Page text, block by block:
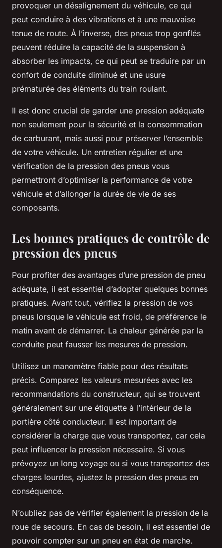
provoquer un désalignement du véhicule, ce qui
peut conduire à des vibrations et à une mauvaise
tenue de route. À l’inverse, des pneus trop gonflés
peuvent réduire la capacité de la suspension à
absorber les impacts, ce qui peut se traduire par un
confort de conduite diminué et une usure
prématurée des éléments du train roulant.
Il est donc crucial de garder une pression adéquate
non seulement pour la sécurité et la consommation
de carburant, mais aussi pour préserver l’ensemble
de votre véhicule. Un entretien régulier et une
vérification de la pression des pneus vous
permettront d’optimiser la performance de votre
véhicule et d’allonger la durée de vie de ses
composants.
Les bonnes pratiques de contrôle de
pression des pneus
Pour profiter des avantages d’une pression de pneu
adéquate, il est essentiel d’adopter quelques bonnes
pratiques. Avant tout, vérifiez la pression de vos
pneus lorsque le véhicule est froid, de préférence le
matin avant de démarrer. La chaleur générée par la
conduite peut fausser les mesures de pression.
Utilisez un manomètre fiable pour des résultats
précis. Comparez les valeurs mesurées avec les
recommandations du constructeur, qui se trouvent
généralement sur une étiquette à l’intérieur de la
portière côté conducteur. Il est important de
considérer la charge que vous transportez, car cela
peut influencer la pression nécessaire. Si vous
prévoyez un long voyage ou si vous transportez des
charges lourdes, ajustez la pression des pneus en
conséquence.
N’oubliez pas de vérifier également la pression de la
roue de secours. En cas de besoin, il est essentiel de
pouvoir compter sur un pneu en état de marche.